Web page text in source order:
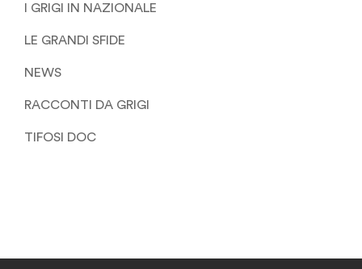
I GRIGI IN NAZIONALE
LE GRANDI SFIDE
NEWS
RACCONTI DA GRIGI
TIFOSI DOC